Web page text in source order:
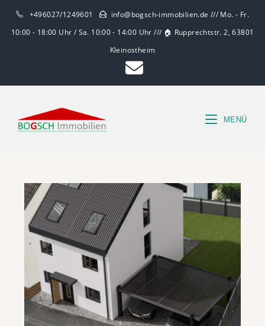
+496027/1249601
info@bogsch-immobilien.de /// Mo. - Fr.
10:00 - 18:00 Uhr / Sa. 10:00 - 14:00 Uhr /// 🏠 Rupprechtstr. 2, 63801
Kleinostheim
MENÜ